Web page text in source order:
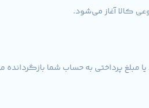
کالا آغاز می‌شود.
مبلغ پرداختی به حساب شما